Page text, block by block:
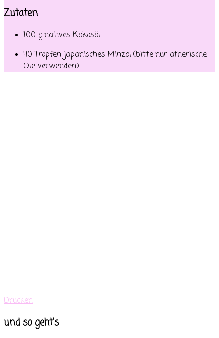
Zutaten
100 g natives Kokosöl
40 Tropfen japanisches Minzöl (bitte nur ätherische
Öle verwenden)
Drucken
und so geht's